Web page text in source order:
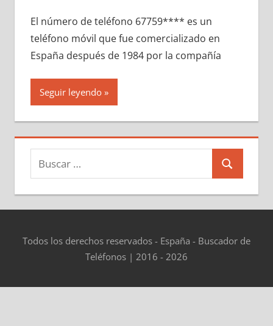
El número dе teléfono 67759**** es un
teléfono móvil quе fue comercializado en
España después dе 1984 pοr la compañía
Seguir leyendo
Buscar:
Buscar
Todos los derechos reservados - España - Buscador de
Teléfonos | 2016 - 2026